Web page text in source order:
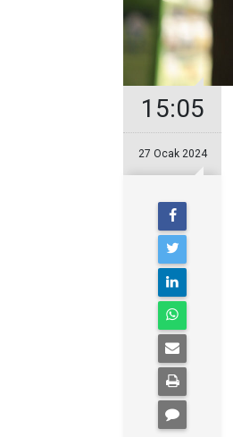
15:05
27 Ocak 2024